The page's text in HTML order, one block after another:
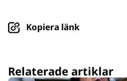
Kopiera länk
Relaterade artiklar